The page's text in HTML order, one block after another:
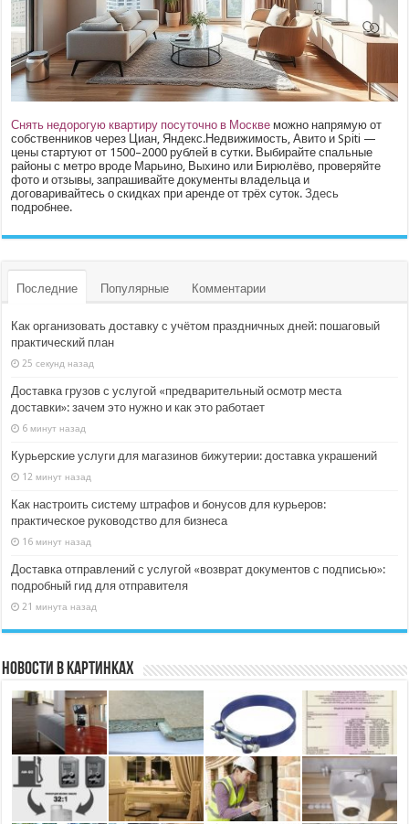
Снять недорогую квартиру посуточно в Москве можно напрямую от
собственников через Циан, Яндекс.Недвижимость, Авито и Spiti —
цены стартуют от 1500–2000 рублей в сутки. Выбирайте спальные
районы с метро вроде Марьино, Выхино или Бирюлёво, проверяйте
фото и отзывы, запрашивайте документы владельца и
договаривайтесь о скидках при аренде от трёх суток.Здесь
подробнее.
Последние Популярные Комментарии
Как организовать доставку с учётом праздничных дней: пошаговый
практический план
25 секунд назад
Доставка грузов с услугой «предварительный осмотр места
доставки»: зачем это нужно и как это работает
6 минут назад
Курьерские услуги для магазинов бижутерии: доставка украшений
12 минут назад
Как настроить систему штрафов и бонусов для курьеров:
практическое руководство для бизнеса
16 минут назад
Доставка отправлений с услугой «возврат документов с подписью»:
подробный гид для отправителя
21 минута назад
Новости в картинках